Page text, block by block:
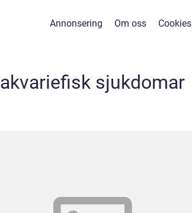
Annonsering Om oss Cookies
akvariefisk sjukdomar